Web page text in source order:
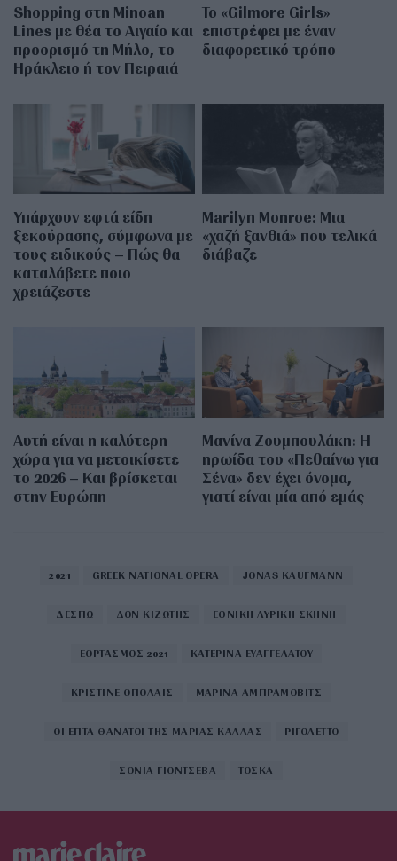
Shopping στη Minoan
Lines με θέα το Αιγαίο και
προορισμό τη Μήλο, το
Ηράκλειο ή τον Πειραιά
Το «Gilmore Girls»
επιστρέφει με έναν
διαφορετικό τρόπο
Υπάρχουν εφτά είδη
ξεκούρασης, σύμφωνα με
τους ειδικούς – Πώς θα
καταλάβετε ποιο
χρειάζεστε
Marilyn Monroe: Μια
«χαζή ξανθιά» που τελικά
διάβαζε
Αυτή είναι η καλύτερη
χώρα για να μετοικίσετε
το 2026 – Και βρίσκεται
στην Ευρώπη
Μανίνα Ζουμπουλάκη: H
ηρωίδα του «Πεθαίνω για
Σένα» δεν έχει όνομα,
γιατί είναι μία από εμάς
2021 GREEK NATIONAL OPERA JONAS KAUFMANN
ΔΕΣΠΩ ΔΟΝ ΚΙΖΩΤΗΣ ΕΘΝΙΚΗ ΛΥΡΙΚΗ ΣΚΗΝΗ
ΕΟΡΤΑΣΜΟΣ 2021 ΚΑΤΕΡΙΝΑ ΕΥΑΓΓΕΛΑΤΟΥ
ΚΡΙΣΤΙΝΕ ΟΠΟΛΑΙΣ ΜΑΡΙΝΑ ΑΜΠΡΑΜΟΒΙΤΣ
ΟΙ ΕΠΤΑ ΘΑΝΑΤΟΙ ΤΗΣ ΜΑΡΙΑΣ ΚΑΛΛΑΣ ΡΙΓΟΛΕΤΤΟ
ΣΟΝΙΑ ΓΙΟΝΤΣΕΒΑ ΤΟΣΚΑ